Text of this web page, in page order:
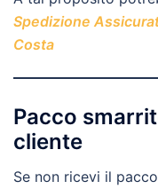
Spedizione
Costa
Pacco
cliente
Se non ricevi il